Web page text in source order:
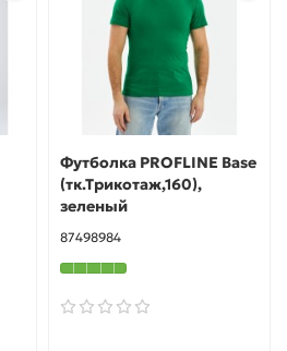
Футболка PROFLINE Base
(тк.Трикотаж,160),
зеленый
87498984